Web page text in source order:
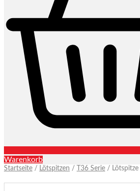
Warenkorb
Startseite / Lötspitzen / T36 Serie / Lötspitze